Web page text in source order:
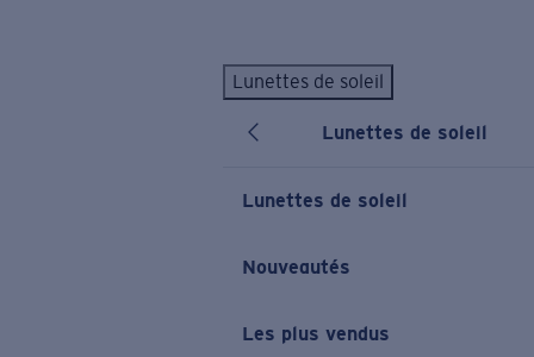
Lunettes de soleil
Lunettes de soleil
Lunettes de soleil
Nouveautés
Les plus vendus
LES PLUS RECHERCHÉS
Lunettes de soleil personnalisées Nouveau